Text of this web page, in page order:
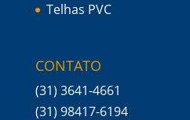
Telhas PVC
CONTATO
(31) 3641-4661
(31) 98417-6194